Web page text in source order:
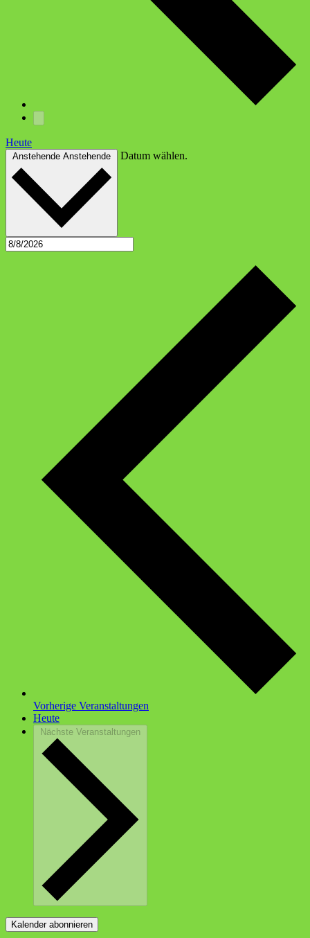
Heute
Anstehende Anstehende Datum wählen.
Vorherige Veranstaltungen
Heute
Nächste Veranstaltungen
Kalender abonnieren